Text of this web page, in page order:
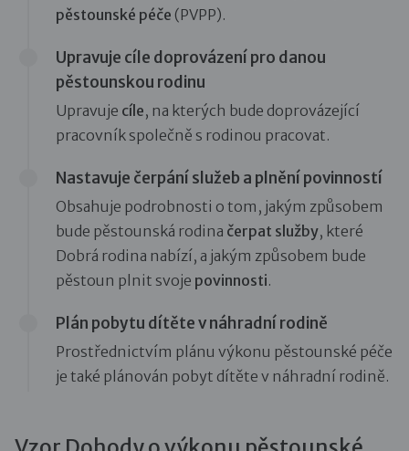
pěstounské péče (PVPP).
Upravuje cíle doprovázení pro danou
pěstounskou rodinu
Upravuje cíle, na kterých bude doprovázející
pracovník společně s rodinou pracovat.
Nastavuje čerpání služeb a plnění povinností
Obsahuje podrobnosti o tom, jakým způsobem
bude pěstounská rodina čerpat služby, které
Dobrá rodina nabízí, a jakým způsobem bude
pěstoun plnit svoje povinnosti.
Plán pobytu dítěte v náhradní rodině
Prostřednictvím plánu výkonu pěstounské péče
je také plánován pobyt dítěte v náhradní rodině.